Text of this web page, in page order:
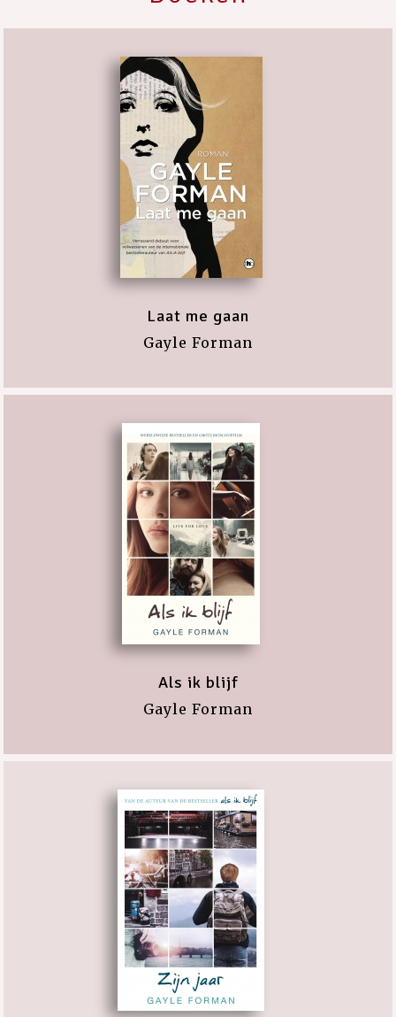
Laat me gaan
Gayle Forman
Als ik blijf
Gayle Forman